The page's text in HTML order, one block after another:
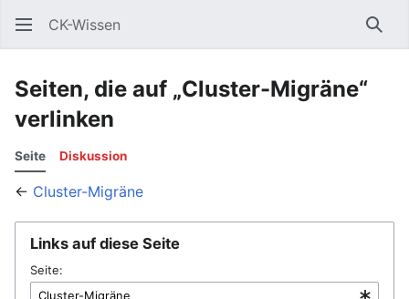
CK-Wissen
Seiten, die auf „Cluster-Migräne“
verlinken
Seite Diskussion
← Cluster-Migräne
Links auf diese Seite
Seite: